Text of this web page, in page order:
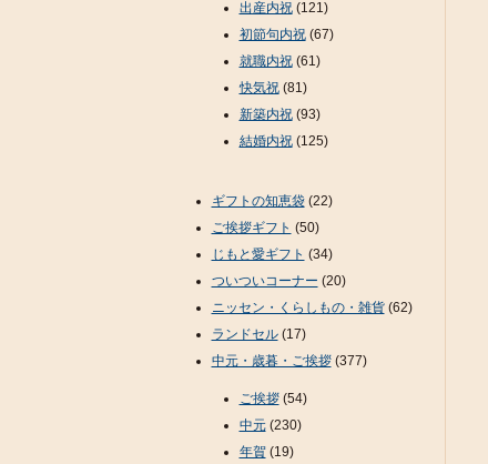
出産内祝(121)
初節句内祝(67)
就職内祝(61)
快気祝(81)
新築内祝(93)
結婚内祝(125)
ギフトの知恵袋(22)
ご挨拶ギフト (50)
じもと愛ギフト (34)
ついついコーナー (20)
ニッセン・くらしもの・雑貨(62)
ランドセル(17)
中元・歳暮・ご挨拶(377)
ご挨拶(54)
中元(230)
年賀(19)